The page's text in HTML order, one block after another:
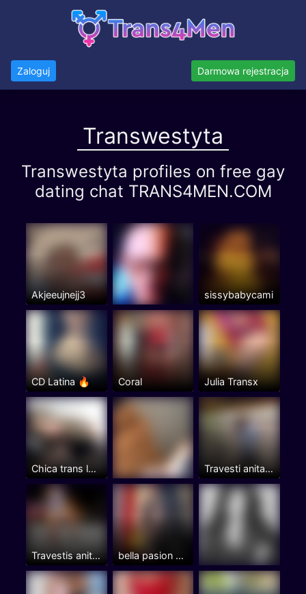
Zaloguj Darmowa rejestracja
Transwestyta
Transwestyta profiles on free gay
dating chat TRANS4MEN.COM
Akjeeujnejj3 sissybabycami
CD Latina 🔥 Coral Julia Transx
Chica trans latina muy femenina con ganas de conocer... Travesti anita en Madrid Centro.
Travestis anita brasileña en Madrid centro. bella pasion prohibida